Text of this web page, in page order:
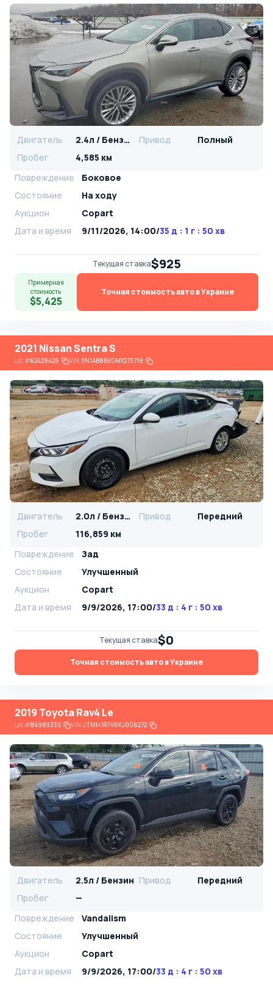
Двигатель 2.4л / Бензин Привод
Полный
Пробег
4,585 км
Повреждение
Боковое
Состояние
На ходу
Аукцион
Copart
Дата и время
9/11/2026, 14:00/35 д : 1 г : 50 хв
Текущая ставка$925
Примерная
стоимость
$5,425
Точная стоимость авто в Украине
2021 Nissan Sentra S
Lot#62428426 VIN:3N1AB8BV0MY273718
Двигатель 2.0л / Бензин Привод
Передний
Пробег
116,859 км
Повреждение
Зад
Состояние
Улучшенный
Аукцион
Copart
Дата и время
9/9/2026, 17:00/33 д : 4 г : 50 хв
Текущая ставка$0
Точная стоимость авто в Украине
2019 Toyota Rav4 Le
Lot#84983335 VIN:JTMH1RFV0KJ006272
Двигатель 2.5л / Бензин Привод
Передний
Пробег
—
Повреждение
Vandalism
Состояние
Улучшенный
Аукцион
Copart
Дата и время
9/9/2026, 17:00/33 д : 4 г : 50 хв